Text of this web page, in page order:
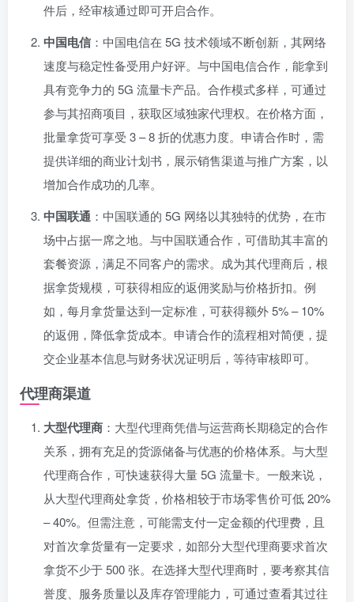
件后，经审核通过即可开启合作。
中国电信：中国电信在 5G 技术领域不断创新，其网络
速度与稳定性备受用户好评。与中国电信合作，能拿到
具有竞争力的 5G 流量卡产品。合作模式多样，可通过
参与其招商项目，获取区域独家代理权。在价格方面，
批量拿货可享受 3 – 8 折的优惠力度。申请合作时，需
提供详细的商业计划书，展示销售渠道与推广方案，以
增加合作成功的几率。
中国联通 ：中国联通的 5G 网络以其独特的优势，在市
场中占据一席之地。与中国联通合作，可借助其丰富的
套餐资源，满足不同客户的需求。成为其代理商后，根
据拿货规模，可获得相应的返佣奖励与价格折扣。例
如，每月拿货量达到一定标准，可获得额外 5% – 10%
的返佣，降低拿货成本。申请合作的流程相对简便，提
交企业基本信息与财务状况证明后，等待审核即可。
代理商渠道
大型代理商 ：大型代理商凭借与运营商长期稳定的合作
关系，拥有充足的货源储备与优惠的价格体系。与大型
代理商合作，可快速获得大量 5G 流量卡。一般来说，
从大型代理商处拿货，价格相较于市场零售价可低 20%
– 40%。但需注意，可能需支付一定金额的代理费，且
对首次拿货量有一定要求，如部分大型代理商要求首次
拿货不少于 500 张。在选择大型代理商时，要考察其信
誉度、服务质量以及库存管理能力，可通过查看其过往